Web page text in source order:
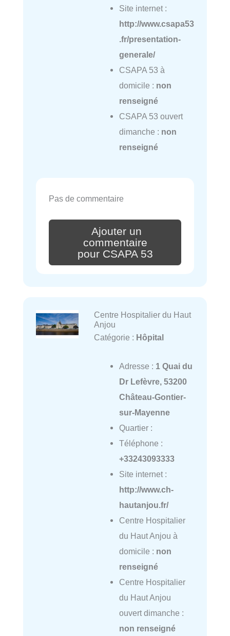
Site internet :
http://www.csapa53
.fr/presentation-
generale/
CSAPA 53 à
domicile : non
renseigné
CSAPA 53 ouvert
dimanche : non
renseigné
Pas de commentaire
Ajouter un
commentaire
pour CSAPA 53
Centre Hospitalier du Haut
Anjou
Catégorie : Hôpital
Adresse : 1 Quai du
Dr Lefèvre, 53200
Château-Gontier-
sur-Mayenne
Quartier :
Téléphone :
+33243093333
Site internet :
http://www.ch-
hautanjou.fr/
Centre Hospitalier
du Haut Anjou à
domicile : non
renseigné
Centre Hospitalier
du Haut Anjou
ouvert dimanche :
non renseigné